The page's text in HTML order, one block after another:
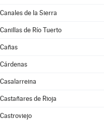
Canales de la Sierra
Canillas de Río Tuerto
Cañas
Cárdenas
Casalarreina
Castañares de Rioja
Castroviejo